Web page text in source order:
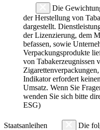
Die
der Herstellung von
dargestellt.
der Lizenzierung, dem
befassen, sowie
Verpackungsprodukte
von Tabakerzeugnissen
Indikator erfordert
Umsatz. Wenn Sie
wenden Sie sich bitte
ESG)
Staatsanleihen
Die